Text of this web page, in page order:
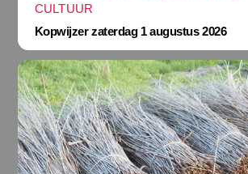
CULTUUR
Kopwijzer zaterdag 1 augustus 2026